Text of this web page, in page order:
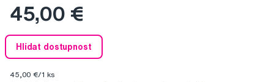
45,00 €
Hlídat dostupnost
45,00 €/1 ks